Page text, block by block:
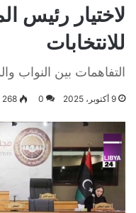
لاختيار رئيس
للانتخابات
التفاهمات بين النواب
9 أكتوبر، 2025 0
268